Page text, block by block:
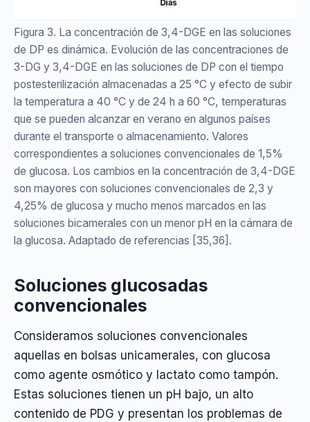
Figura 3. La concentración de 3,4-DGE en las soluciones
de DP es dinámica. Evolución de las concentraciones de
3-DG y 3,4-DGE en las soluciones de DP con el tiempo
postesterilización almacenadas a 25 °C y efecto de subir
la temperatura a 40 °C y de 24 h a 60 °C, temperaturas
que se pueden alcanzar en verano en algunos países
durante el transporte o almacenamiento. Valores
correspondientes a soluciones convencionales de 1,5%
de glucosa. Los cambios en la concentración de 3,4-DGE
son mayores con soluciones convencionales de 2,3 y
4,25% de glucosa y mucho menos marcados en las
soluciones bicamerales con un menor pH en la cámara de
la glucosa. Adaptado de referencias [35,36].
Soluciones glucosadas
convencionales
Consideramos soluciones convencionales
aquellas en bolsas unicamerales, con glucosa
como agente osmótico y lactato como tampón.
Estas soluciones tienen un pH bajo, un alto
contenido de PDG y presentan los problemas de